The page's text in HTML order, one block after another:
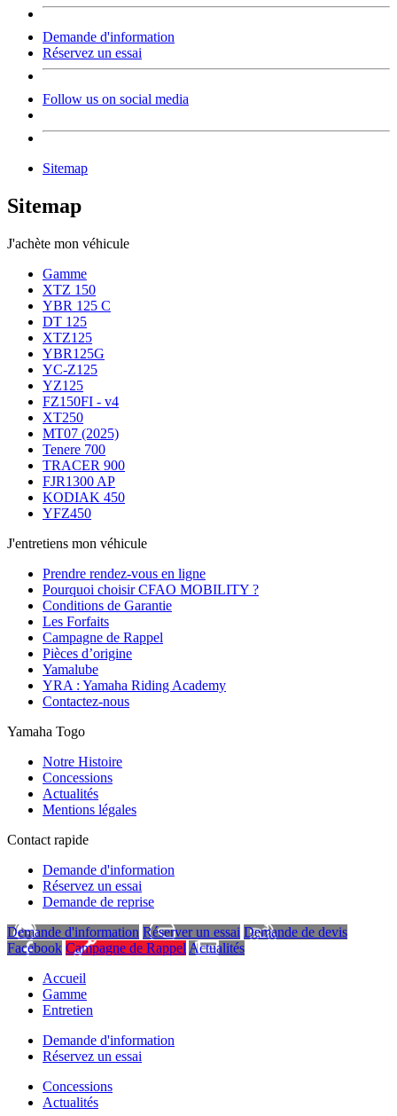
Demande d'information
Réservez un essai
Follow us on social media
Sitemap
Sitemap
J'achète mon véhicule
Gamme
XTZ 150
YBR 125 C
DT 125
XTZ125
YBR125G
YC-Z125
YZ125
FZ150FI - v4
XT250
MT07 (2025)
Tenere 700
TRACER 900
FJR1300 AP
KODIAK 450
YFZ450
J'entretiens mon véhicule
Prendre rendez-vous en ligne
Pourquoi choisir CFAO MOBILITY ?
Conditions de Garantie
Les Forfaits
Campagne de Rappel
Pièces d’origine
Yamalube
YRA : Yamaha Riding Academy
Contactez-nous
Yamaha Togo
Notre Histoire
Concessions
Actualités
Mentions légales
Contact rapide
Demande d'information
Réservez un essai
Demande de reprise
Demande d'information Réserver un essai Demande de devis
Facebook Campagne de Rappel Actualités
Accueil
Gamme
Entretien
Demande d'information
Réservez un essai
Concessions
Actualités